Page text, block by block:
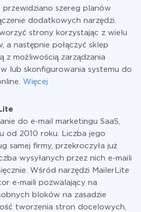
przewidziano szereg planów
dodatkowych narzędzi.
strony korzystając z wielu
a następnie połączyć sklep
z możliwością zarządzania
lub skonfigurowania systemu do
Więcej
do e-mail marketingu SaaS,
od 2010 roku. Liczba jego
samej firmy, przekroczyła już
wysyłanych przez nich e-maili
Wśród narzędzi MailerLite
e-maili pozwalający na
bloków na zasadzie
tworzenia stron docelowych,